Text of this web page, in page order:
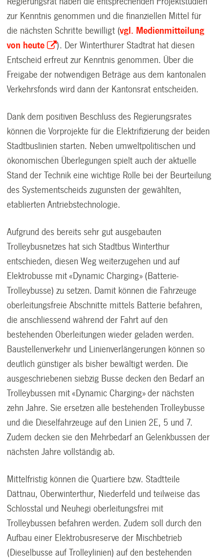
zur Kenntnis genommen und die finanziellen Mittel für
die nächsten Schritte bewilligt (vgl. Medienmitteilung
von heute
). Der Winterthurer Stadtrat hat diesen
Entscheid erfreut zur Kenntnis genommen. Über die
Freigabe der notwendigen Beträge aus dem kantonalen
Verkehrsfonds wird dann der Kantonsrat entscheiden.
Dank dem positiven Beschluss des Regierungsrates
können die Vorprojekte für die Elektrifizierung der beiden
Stadtbuslinien starten. Neben umweltpolitischen und
ökonomischen Überlegungen spielt auch der aktuelle
Stand der Technik eine wichtige Rolle bei der Beurteilung
des Systementscheids zugunsten der gewählten,
etablierten Antriebstechnologie.
Aufgrund des bereits sehr gut ausgebauten
Trolleybusnetzes hat sich Stadtbus Winterthur
entschieden, diesen Weg weiterzugehen und auf
Elektrobusse mit «Dynamic Charging» (Batterie-
Trolleybusse) zu setzen. Damit können die Fahrzeuge
oberleitungsfreie Abschnitte mittels Batterie befahren,
die anschliessend während der Fahrt auf den
bestehenden Oberleitungen wieder geladen werden.
Baustellenverkehr und Linienverlängerungen können so
deutlich günstiger als bisher bewältigt werden. Die
ausgeschriebenen siebzig Busse decken den Bedarf an
Trolleybussen mit «Dynamic Charging» der nächsten
zehn Jahre. Sie ersetzen alle bestehenden Trolleybusse
und die Dieselfahrzeuge auf den Linien 2E, 5 und 7.
Zudem decken sie den Mehrbedarf an Gelenkbussen der
nächsten Jahre vollständig ab.
Mittelfristig können die Quartiere bzw. Stadtteile
Dättnau, Oberwinterthur, Niederfeld und teilweise das
Schlosstal und Neuhegi oberleitungsfrei mit
Trolleybussen befahren werden. Zudem soll durch den
Aufbau einer Elektrobusreserve der Mischbetrieb
(Dieselbusse auf Trolleylinien) auf den bestehenden